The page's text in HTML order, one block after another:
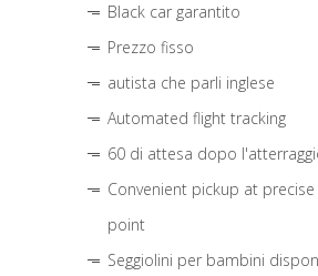
Black car garantito
Prezzo fisso
autista che parli inglese
Automated flight tracking
60 di attesa dopo
Convenient pickup at
point
Seggiolini per bambini